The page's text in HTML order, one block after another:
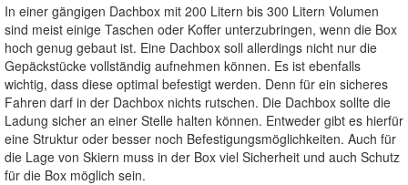
In einer gängigen Dachbox mit 200 Litern bis 300 Litern Volumen
sind meist einige Taschen oder Koffer unterzubringen, wenn die Box
hoch genug gebaut ist. Eine Dachbox soll allerdings nicht nur die
Gepäckstücke vollständig aufnehmen können. Es ist ebenfalls
wichtig, dass diese optimal befestigt werden. Denn für ein sicheres
Fahren darf in der Dachbox nichts rutschen. Die Dachbox sollte die
Ladung sicher an einer Stelle halten können. Entweder gibt es hierfür
eine Struktur oder besser noch Befestigungsmöglichkeiten. Auch für
die Lage von Skiern muss in der Box viel Sicherheit und auch Schutz
für die Box möglich sein.